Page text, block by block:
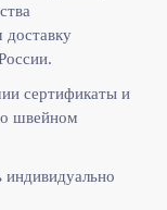
сертификаты и
о швейном